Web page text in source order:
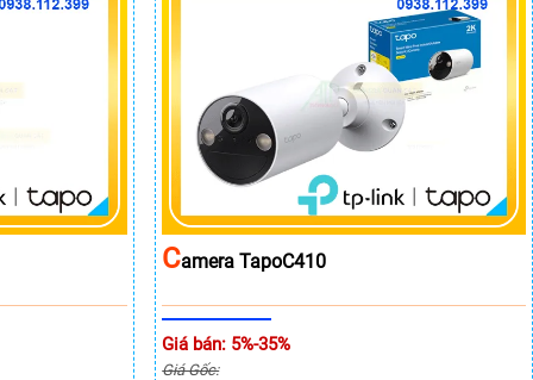
CAmera TapoC410
Giá bán: 5%-35%
Giá Gốc: